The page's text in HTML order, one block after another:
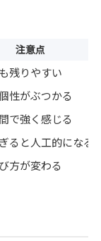
注意点
残りやすい
性がぶつかる
で強く感じる
ると人工的になる
方が変わる